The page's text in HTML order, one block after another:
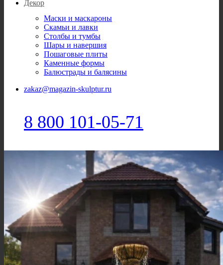
Декор
Маски и маскароны
Скамьи и лавки
Столбы и тумбы
Шары и навершия
Пошаговые плиты
Каменные формы
Балюстрады и балясины
zakaz@magazin-skulptur.ru
8 800 101-05-71